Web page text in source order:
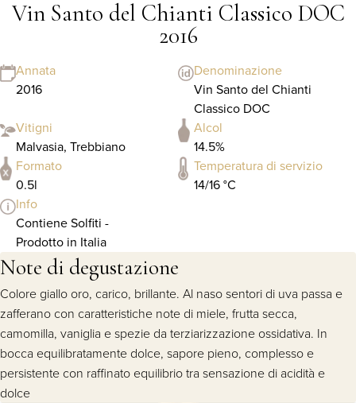
Vin Santo del Chianti Classico DOC
2016
Annata
2016
Denominazione
Vin Santo del Chianti
Classico DOC
Vitigni
Malvasia, Trebbiano
Alcol
14.5%
Formato
0.5l
Temperatura di servizio
14/16 °C
Info
Contiene Solfiti -
Prodotto in Italia
Note di degustazione
Colore giallo oro, carico, brillante. Al naso sentori di uva passa e
zafferano con caratteristiche note di miele, frutta secca,
camomilla, vaniglia e spezie da terziarizzazione ossidativa. In
bocca equilibratamente dolce, sapore pieno, complesso e
persistente con raffinato equilibrio tra sensazione di acidità e
dolce